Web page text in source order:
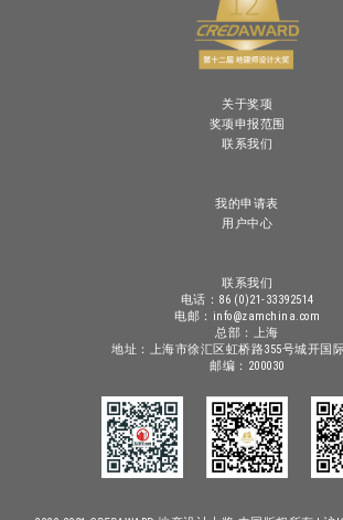
关于奖项
奖项申报范围
联系我们
我的申请表
用户中心
联系我们
电话：86 (0)21-33392514
电邮：info@zamchina.com
总部：上海
地址：上海市徐汇区虹桥路355号城开国
邮编：200030